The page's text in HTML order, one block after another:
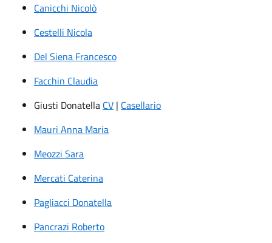
Canicchi Nicolò
Cestelli Nicola
Del Siena Francesco
Facchin Claudia
Giusti Donatella CV | Casellario
Mauri Anna Maria
Meozzi Sara
Mercati Caterina
Pagliacci Donatella
Pancrazi Roberto